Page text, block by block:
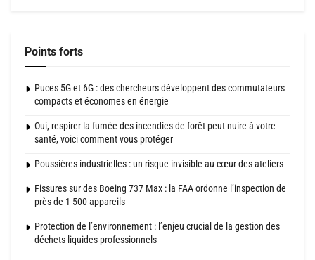
Points forts
Puces 5G et 6G : des chercheurs développent des commutateurs
compacts et économes en énergie
Oui, respirer la fumée des incendies de forêt peut nuire à votre
santé, voici comment vous protéger
Poussières industrielles : un risque invisible au cœur des ateliers
Fissures sur des Boeing 737 Max : la FAA ordonne l’inspection de
près de 1 500 appareils
Protection de l’environnement : l’enjeu crucial de la gestion des
déchets liquides professionnels